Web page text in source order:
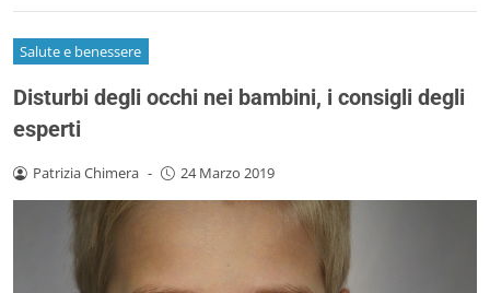
Salute e benessere
Disturbi degli occhi nei bambini, i consigli degli
esperti
Patrizia Chimera - 24 Marzo 2019